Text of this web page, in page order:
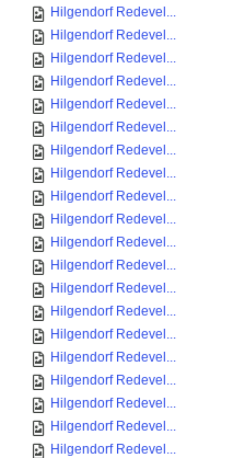
Hilgendorf Redevel...
Hilgendorf Redevel...
Hilgendorf Redevel...
Hilgendorf Redevel...
Hilgendorf Redevel...
Hilgendorf Redevel...
Hilgendorf Redevel...
Hilgendorf Redevel...
Hilgendorf Redevel...
Hilgendorf Redevel...
Hilgendorf Redevel...
Hilgendorf Redevel...
Hilgendorf Redevel...
Hilgendorf Redevel...
Hilgendorf Redevel...
Hilgendorf Redevel...
Hilgendorf Redevel...
Hilgendorf Redevel...
Hilgendorf Redevel...
Hilgendorf Redevel...